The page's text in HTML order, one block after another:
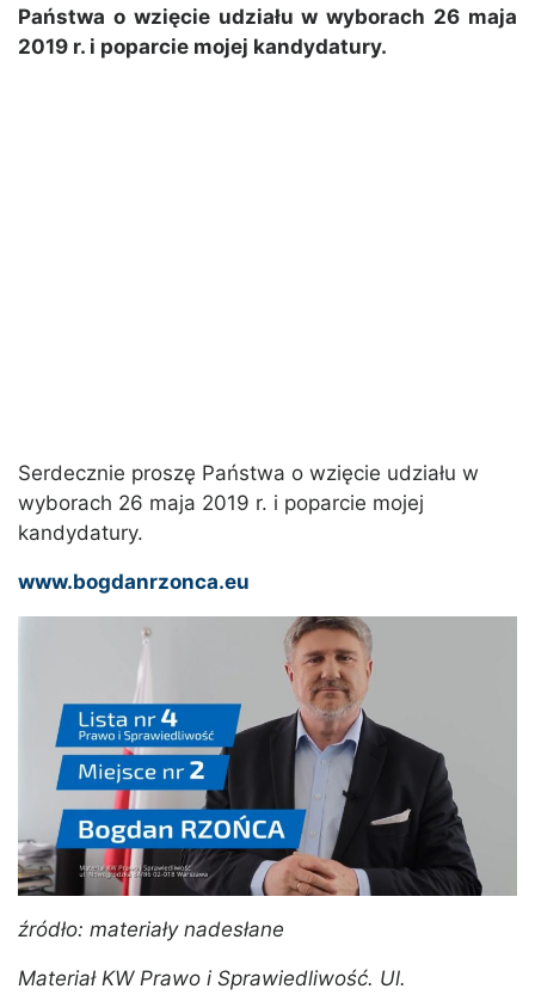
Państwa o wzięcie udziału w wyborach 26 maja
2019 r. i poparcie mojej kandydatury.
Serdecznie proszę Państwa o wzięcie udziału w
wyborach 26 maja 2019 r. i poparcie mojej
kandydatury.
www.bogdanrzonca.eu
źródło: materiały nadesłane
Materiał KW Prawo i Sprawiedliwość. Ul.